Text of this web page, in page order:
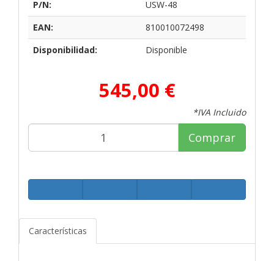
P/N:
USW-48
EAN:
810010072498
Disponibilidad:
Disponible
545,00 €
*IVA Incluido
Comprar
Características